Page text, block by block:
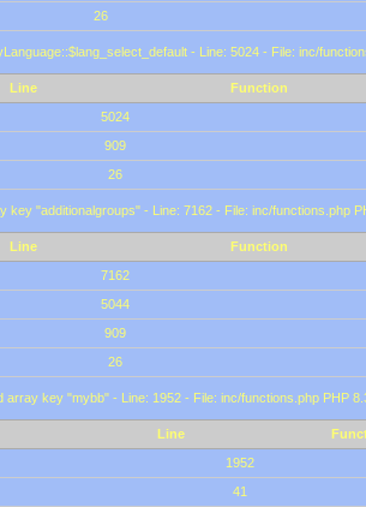
26
- Line: 5024 - File: inc/
Line
Function
5024
909
26
key "additionalgroups" - Line: 7162 - File: inc/functions.php
Line
Function
7162
5044
909
26
array key "mybb" - Line: 1952 - File: inc/functions.php PHP
Line
1952
41